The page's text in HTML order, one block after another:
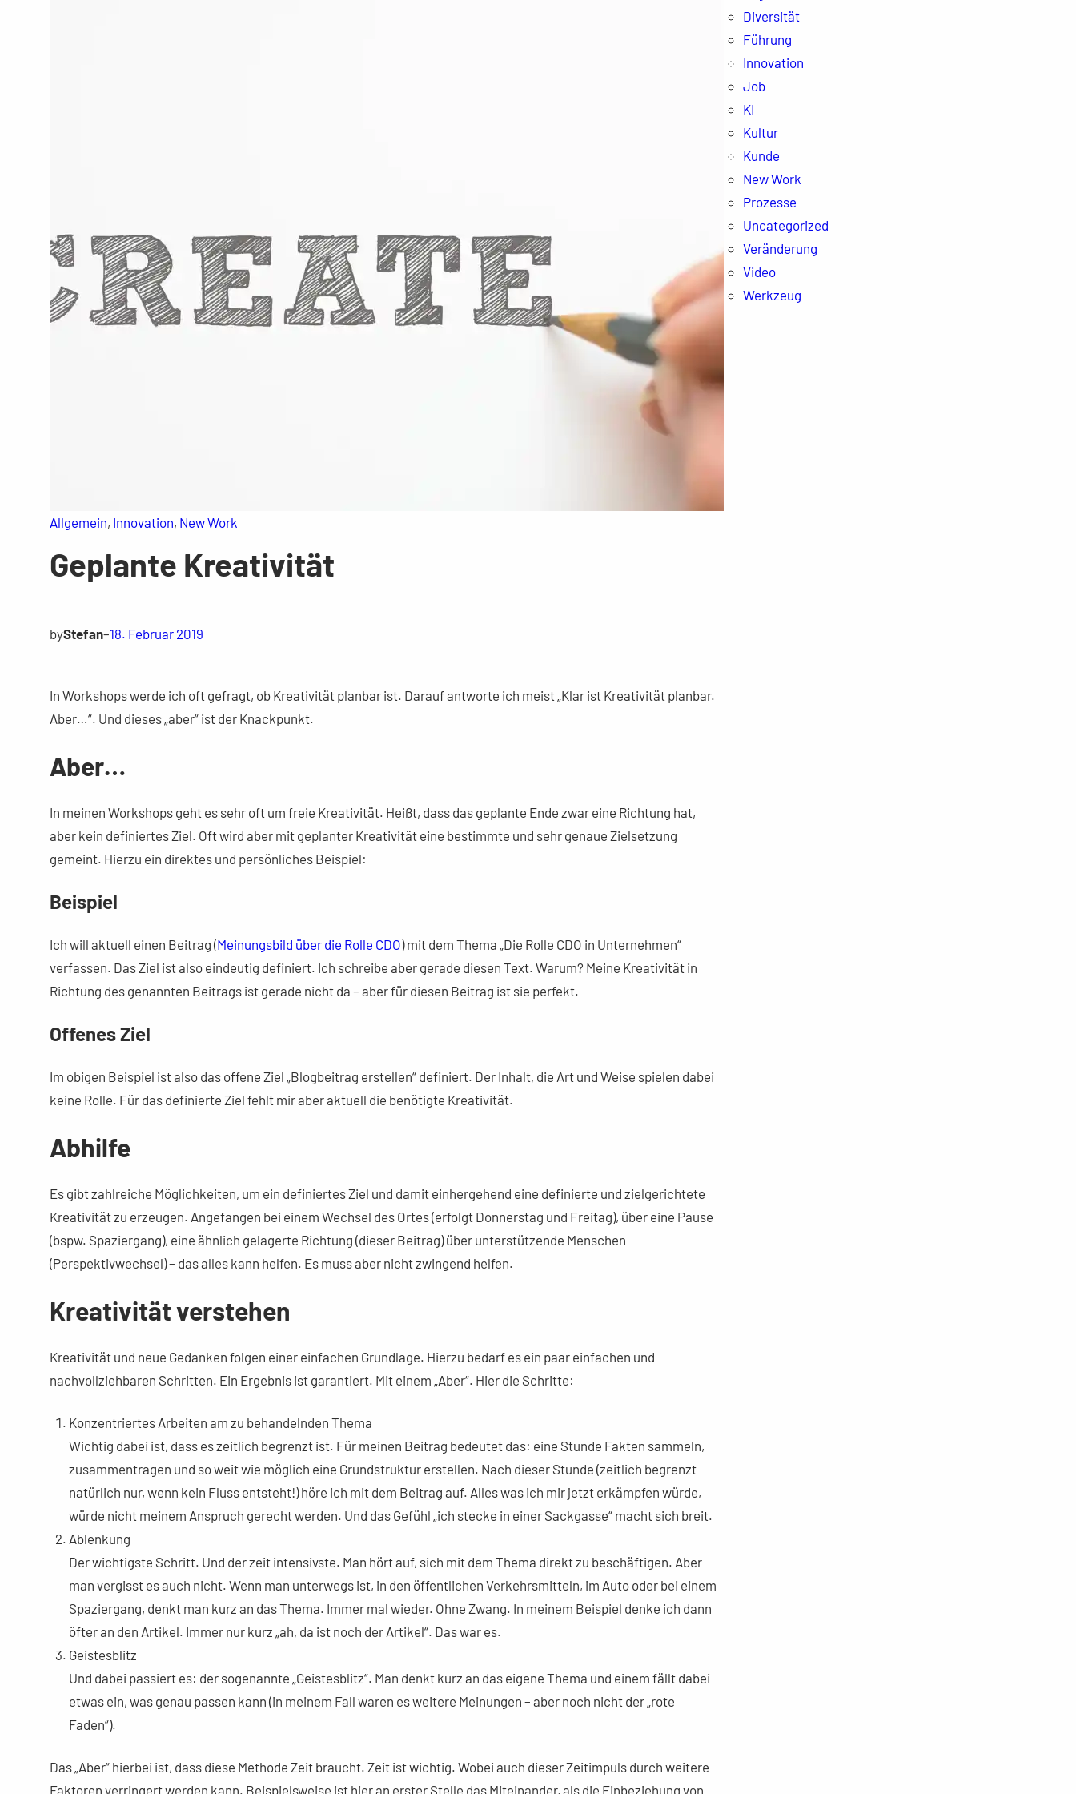
Allgemein, Innovation, New Work
Geplante Kreativität
byStefan–18. Februar 2019
In Workshops werde ich oft gefragt, ob Kreativität planbar ist. Darauf antworte ich meist „Klar ist Kreativität planbar.
Aber…“. Und dieses „aber“ ist der Knackpunkt.
Aber…
In meinen Workshops geht es sehr oft um freie Kreativität. Heißt, dass das geplante Ende zwar eine Richtung hat,
aber kein definiertes Ziel. Oft wird aber mit geplanter Kreativität eine bestimmte und sehr genaue Zielsetzung
gemeint. Hierzu ein direktes und persönliches Beispiel:
Beispiel
Ich will aktuell einen Beitrag (Meinungsbild über die Rolle CDO) mit dem Thema „Die Rolle CDO in Unternehmen“
verfassen. Das Ziel ist also eindeutig definiert. Ich schreibe aber gerade diesen Text. Warum? Meine Kreativität in
Richtung des genannten Beitrags ist gerade nicht da – aber für diesen Beitrag ist sie perfekt.
Offenes Ziel
Im obigen Beispiel ist also das offene Ziel „Blogbeitrag erstellen“ definiert. Der Inhalt, die Art und Weise spielen dabei
keine Rolle. Für das definierte Ziel fehlt mir aber aktuell die benötigte Kreativität.
Abhilfe
Es gibt zahlreiche Möglichkeiten, um ein definiertes Ziel und damit einhergehend eine definierte und zielgerichtete
Kreativität zu erzeugen. Angefangen bei einem Wechsel des Ortes (erfolgt Donnerstag und Freitag), über eine Pause
(bspw. Spaziergang), eine ähnlich gelagerte Richtung (dieser Beitrag) über unterstützende Menschen
(Perspektivwechsel) – das alles kann helfen. Es muss aber nicht zwingend helfen.
Kreativität verstehen
Kreativität und neue Gedanken folgen einer einfachen Grundlage. Hierzu bedarf es ein paar einfachen und
nachvollziehbaren Schritten. Ein Ergebnis ist garantiert. Mit einem „Aber“. Hier die Schritte:
Konzentriertes Arbeiten am zu behandelnden Thema
Wichtig dabei ist, dass es zeitlich begrenzt ist. Für meinen Beitrag bedeutet das: eine Stunde Fakten sammeln,
zusammentragen und so weit wie möglich eine Grundstruktur erstellen. Nach dieser Stunde (zeitlich begrenzt
natürlich nur, wenn kein Fluss entsteht!) höre ich mit dem Beitrag auf. Alles was ich mir jetzt erkämpfen würde,
würde nicht meinem Anspruch gerecht werden. Und das Gefühl „ich stecke in einer Sackgasse“ macht sich breit.
Ablenkung
Der wichtigste Schritt. Und der zeit intensivste. Man hört auf, sich mit dem Thema direkt zu beschäftigen. Aber
man vergisst es auch nicht. Wenn man unterwegs ist, in den öffentlichen Verkehrsmitteln, im Auto oder bei einem
Spaziergang, denkt man kurz an das Thema. Immer mal wieder. Ohne Zwang. In meinem Beispiel denke ich dann
öfter an den Artikel. Immer nur kurz „ah, da ist noch der Artikel“. Das war es.
Geistesblitz
Und dabei passiert es: der sogenannte „Geistesblitz“. Man denkt kurz an das eigene Thema und einem fällt dabei
etwas ein, was genau passen kann (in meinem Fall waren es weitere Meinungen – aber noch nicht der „rote
Faden“).
Das „Aber“ hierbei ist, dass diese Methode Zeit braucht. Zeit ist wichtig. Wobei auch dieser Zeitimpuls durch weitere
Faktoren verringert werden kann. Beispielsweise ist hier an erster Stelle das Miteinander, als die Einbeziehung von
Diversität
Führung
Innovation
Job
KI
Kultur
Kunde
New Work
Prozesse
Uncategorized
Veränderung
Video
Werkzeug